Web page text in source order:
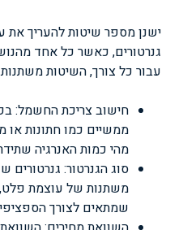
ישנן מספר שיטות להעריך
גנרטורים, כאשר כל אחד
עבור כל צורך, השיטות
חישוב צריכת החשמל:
ממשיים כמו חתונות או
מהי כמות האנרגיה
סוג הגנרטור: גנרטורים
משתנות של עוצמת פלט,
שמתאים לצורך